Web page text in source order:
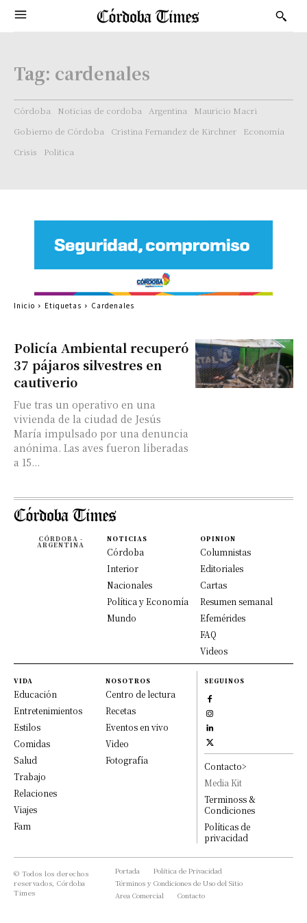
Tag: cardenales
Córdoba Noticias de cordoba Argentina
Mauricio Macri
Gobierno de Córdoba
Cristina Fernandez de Kirchner
Economía
Crisis
Politica
Policía Ambiental recuperó
37 pájaros silvestres en
cautiverio
Fue tras un operativo en una
vivienda de la ciudad de Jesús
María impulsado por una denuncia
anónima. Las aves fueron liberadas
a 15...
Inicio Etiquetas Cardenales
CÓRDOBA -
ARGENTINA
NOTICIAS
Córdoba
Interior
Nacionales
Política y Economía
Mundo
OPINION
Columnistas
Editoriales
Cartas
Resumen semanal
Efemérides
FAQ
Videos
VIDA
Educación
Entretenimientos
Estilos
Comidas
Salud
Trabajo
Relaciones
Viajes
Fam
NOSOTROS
Centro de lectura
Recetas
Eventos en vivo
Video
Fotografía
SEGUINOS
Contacto>
Media Kit
Terminoss &
Condiciones
Políticas de
privacidad
© Todos los derechos
reservados, Córdoba
Times
Portada
Política de Privacidad
Términos y Condiciones de Uso del Sitio
Area Comercial
Contacto